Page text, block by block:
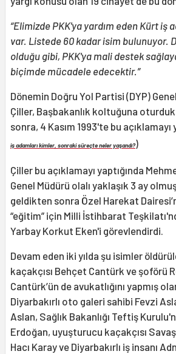
“Elimizde PKK'ya yardım eden Kürt iş
var. Listede 60 kadar isim bulunuyor.
olduğu gibi, PKK'ya mali destek
biçimde mücadele edecektir.”
Dönemin Doğru Yol Partisi (DYP)
Çiller, Başbakanlık koltuğuna
sonra, 4 Kasım 1993'te bu açıklamayı
iş adamları kimler, sonraki süreçte neler yaşandı?)
Çiller bu açıklamayı yaptığında
Genel Müdürü olalı yaklaşık 3 ay
geldikten sonra Özel Harekat
“eğitim” için Milli İstihbarat
Yarbay Korkut Eken'i görevlendirdi.
Devam eden iki yılda şu isimler
kaçakçısı Behçet Cantürk ve şoförü
Cantürk’ün de avukatlığını yapmış
Diyarbakırlı oto galeri sahibi Fevzi
Aslan, Sağlık Bakanlığı Teftiş
Erdoğan, uyuşturucu kaçakçısı
Hacı Karay ve Diyarbakırlı iş insanı